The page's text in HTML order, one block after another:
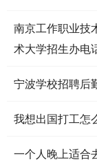
南京工作职业技
术大学招生办电
宁波学校招聘后
我想出国打工怎
一个人晚上适合